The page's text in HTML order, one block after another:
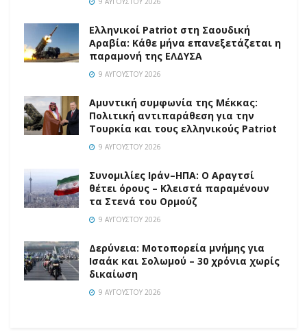
Ελληνικοί Patriot στη Σαουδική
Αραβία: Κάθε μήνα επανεξετάζεται η
παραμονή της ΕΛΔΥΣΑ
9 ΑΥΓΟΎΣΤΟΥ 2026
Αμυντική συμφωνία της Μέκκας:
Πολιτική αντιπαράθεση για την
Τουρκία και τους ελληνικούς Patriot
9 ΑΥΓΟΎΣΤΟΥ 2026
Συνομιλίες Ιράν–ΗΠΑ: Ο Αραγτσί
θέτει όρους – Κλειστά παραμένουν
τα Στενά του Ορμούζ
9 ΑΥΓΟΎΣΤΟΥ 2026
Δερύνεια: Μοτοπορεία μνήμης για
Ισαάκ και Σολωμού – 30 χρόνια χωρίς
δικαίωση
9 ΑΥΓΟΎΣΤΟΥ 2026